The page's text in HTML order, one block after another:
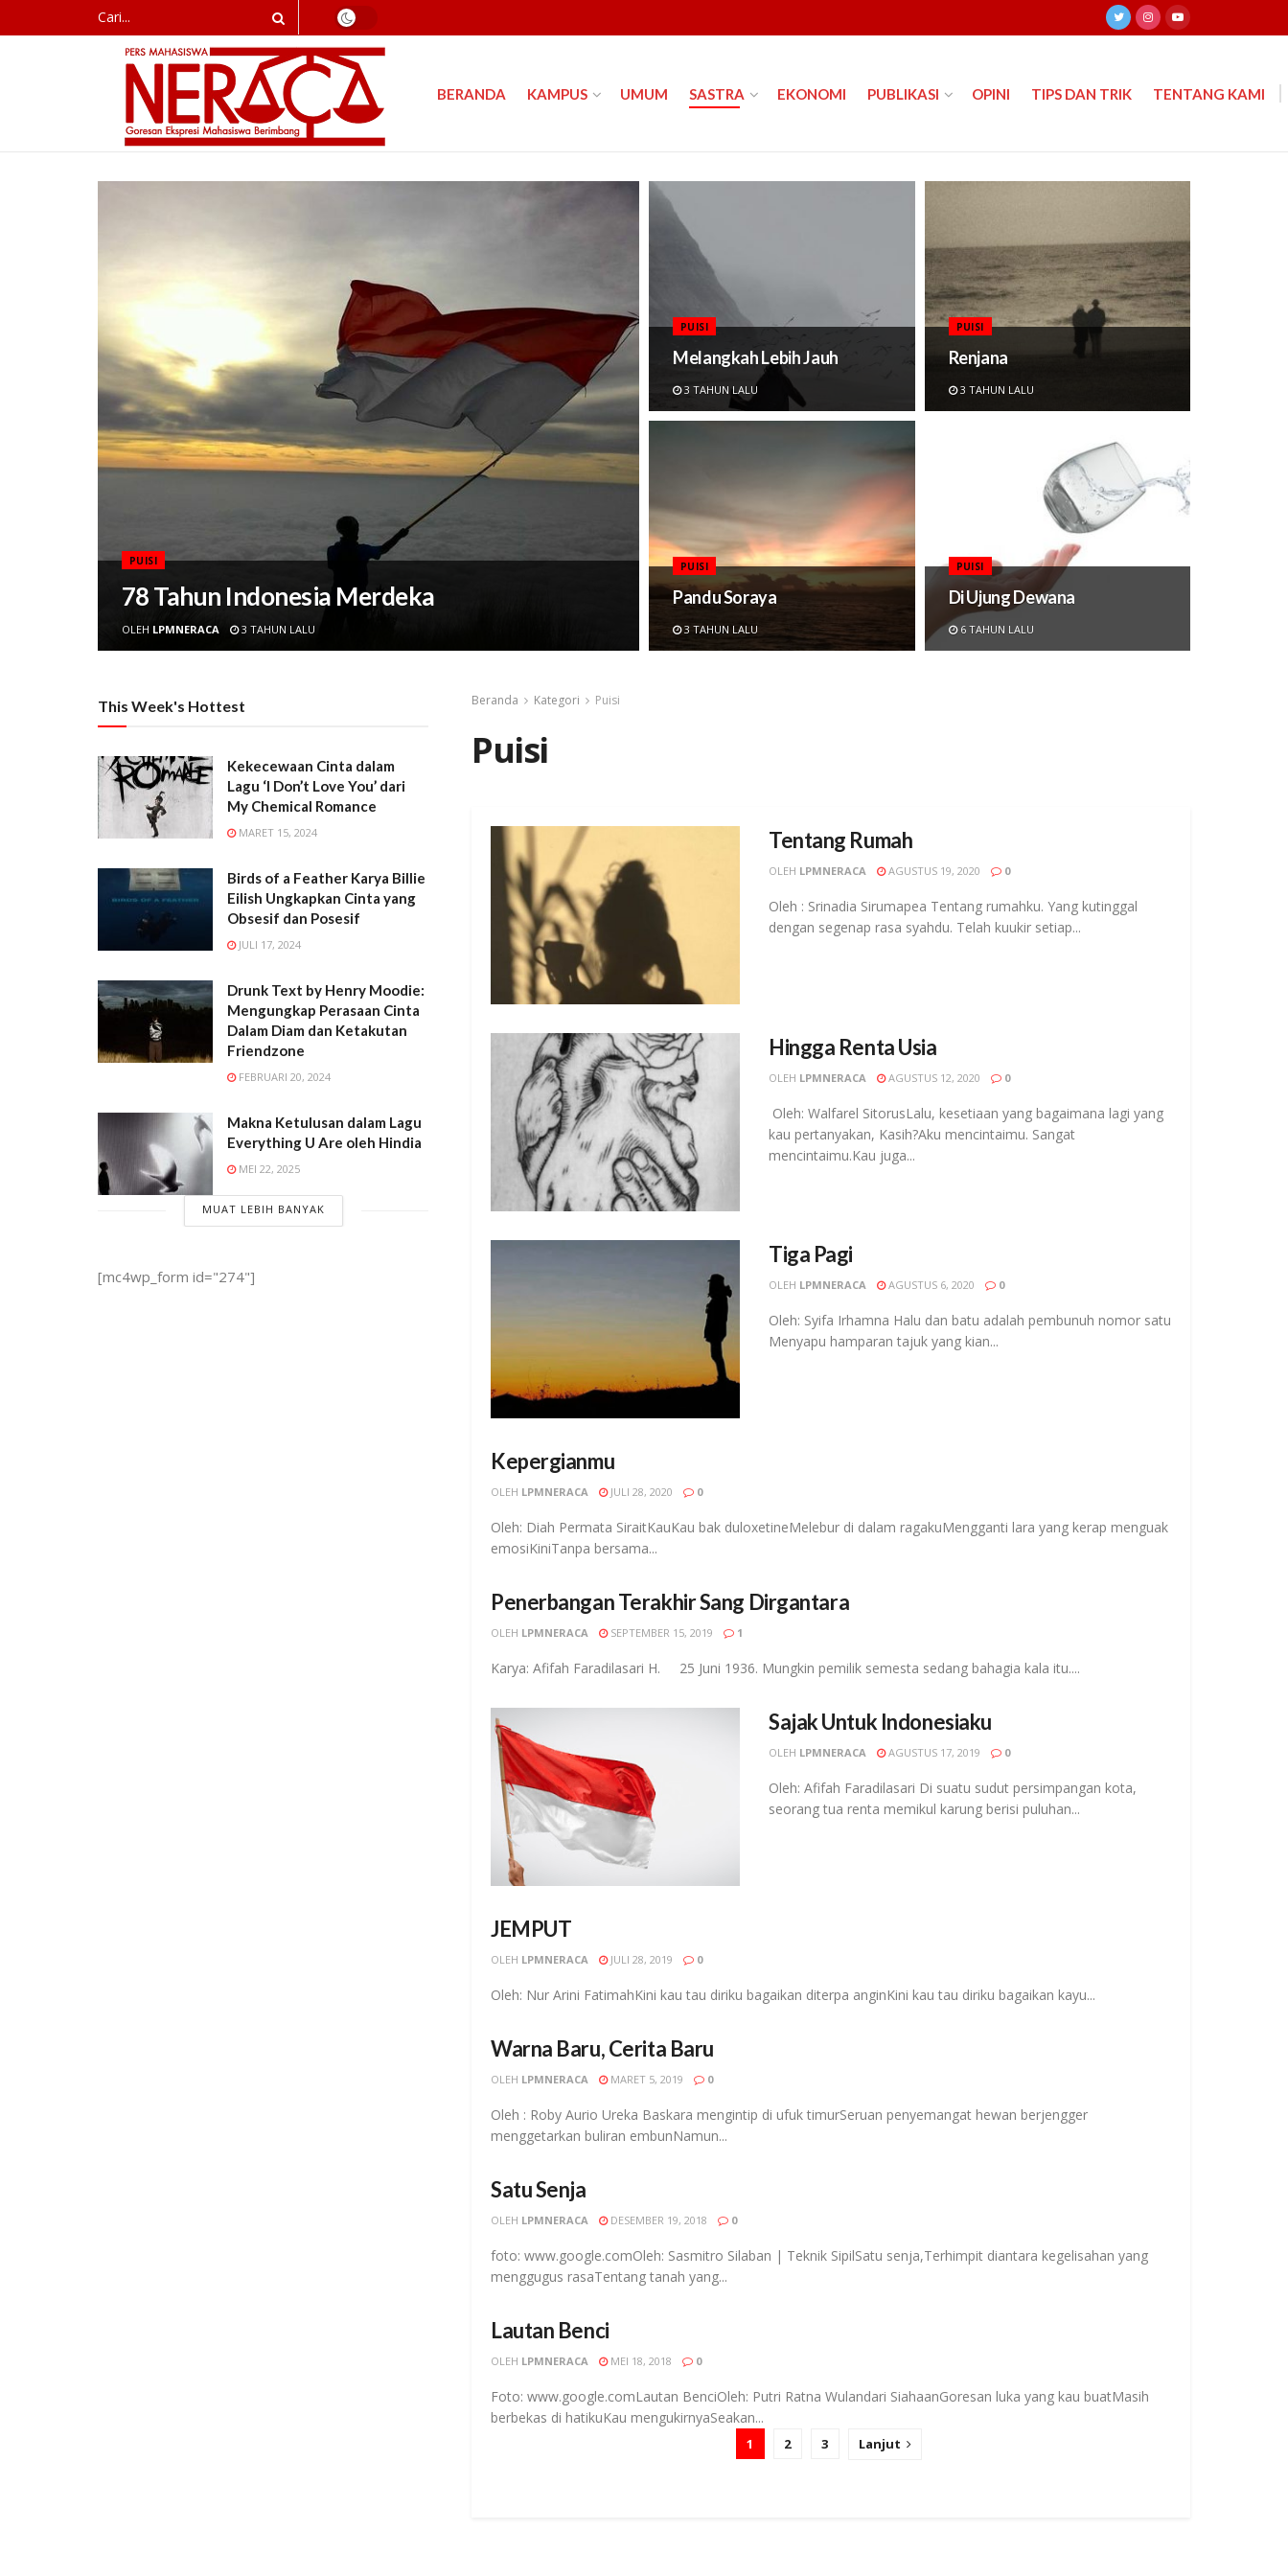
BERANDA KAMPUS UMUM SASTRA EKONOMI PUBLIKASI OPINI TIPS DAN TRIK TENTANG KAMI
PUISI
78 Tahun Indonesia Merdeka
OLEH LPMNERACA 3 TAHUN LALU
PUISI
Melangkah Lebih Jauh
3 TAHUN LALU
PUISI
Renjana
3 TAHUN LALU
PUISI
Pandu Soraya
3 TAHUN LALU
PUISI
Di Ujung Dewana
6 TAHUN LALU
Beranda Kategori Puisi
Puisi
Tentang Rumah
OLEH LPMNERACA AGUSTUS 19, 2020 0
Oleh : Srinadia Sirumapea Tentang rumahku. Yang kutinggal
dengan segenap rasa syahdu. Telah kuukir setiap...
Hingga Renta Usia
OLEH LPMNERACA AGUSTUS 12, 2020 0
Oleh: Walfarel SitorusLalu, kesetiaan yang bagaimana lagi yang
kau pertanyakan, Kasih?Aku mencintaimu. Sangat
mencintaimu.Kau juga...
Tiga Pagi
OLEH LPMNERACA AGUSTUS 6, 2020 0
Oleh: Syifa Irhamna Halu dan batu adalah pembunuh nomor satu
Menyapu hamparan tajuk yang kian...
Kepergianmu
OLEH LPMNERACA JULI 28, 2020 0
Oleh: Diah Permata SiraitKauKau bak duloxetineMelebur di dalam ragakuMengganti lara yang kerap menguak
emosiKiniTanpa bersama...
Penerbangan Terakhir Sang Dirgantara
OLEH LPMNERACA SEPTEMBER 15, 2019 1
Karya: Afifah Faradilasari H. 25 Juni 1936. Mungkin pemilik semesta sedang bahagia kala itu....
Sajak Untuk Indonesiaku
OLEH LPMNERACA AGUSTUS 17, 2019 0
Oleh: Afifah Faradilasari Di suatu sudut persimpangan kota,
seorang tua renta memikul karung berisi puluhan...
JEMPUT
OLEH LPMNERACA JULI 28, 2019 0
Oleh: Nur Arini FatimahKini kau tau diriku bagaikan diterpa anginKini kau tau diriku bagaikan kayu...
Warna Baru, Cerita Baru
OLEH LPMNERACA MARET 5, 2019 0
Oleh : Roby Aurio Ureka Baskara mengintip di ufuk timurSeruan penyemangat hewan berjengger
menggetarkan buliran embunNamun...
Satu Senja
OLEH LPMNERACA DESEMBER 19, 2018 0
foto: www.google.comOleh: Sasmitro Silaban | Teknik SipilSatu senja,Terhimpit diantara kegelisahan yang
menggugus rasaTentang tanah yang...
Lautan Benci
OLEH LPMNERACA MEI 18, 2018 0
Foto: www.google.comLautan BenciOleh: Putri Ratna Wulandari SiahaanGoresan luka yang kau buatMasih
berbekas di hatikuKau mengukirnyaSeakan...
1 2 3 Lanjut
This Week's Hottest
Kekecewaan Cinta dalam
Lagu ‘I Don’t Love You’ dari
My Chemical Romance
MARET 15, 2024
Birds of a Feather Karya Billie
Eilish Ungkapkan Cinta yang
Obsesif dan Posesif
JULI 17, 2024
Drunk Text by Henry Moodie:
Mengungkap Perasaan Cinta
Dalam Diam dan Ketakutan
Friendzone
FEBRUARI 20, 2024
Makna Ketulusan dalam Lagu
Everything U Are oleh Hindia
MEI 22, 2025
MUAT LEBIH BANYAK
[mc4wp_form id="274"]